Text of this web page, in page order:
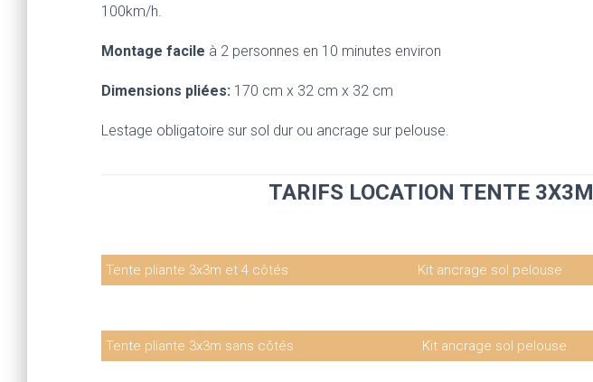
100km/h.
Montage facile à 2 personnes en 10 minutes environ
Dimensions pliées: 170 cm x 32 cm x 32 cm
Lestage obligatoire sur sol dur ou ancrage sur pelouse.
TARIFS LOCATION TENTE 3X3M
Tente pliante 3x3m et 4 côtés Kit ancrage sol pelouse
Tente pliante 3x3m sans côtés Kit ancrage sol pelouse